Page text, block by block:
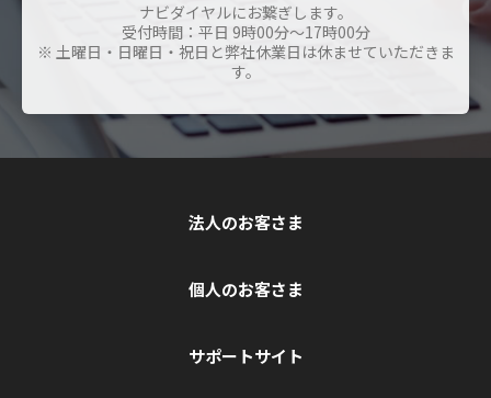
ナビダイヤルにお繋ぎします。
受付時間：平日 9時00分～17時00分
※ 土曜日・日曜日・祝日と弊社休業日は休ませていただきま
す。
法人のお客さま
個人のお客さま
サポートサイト